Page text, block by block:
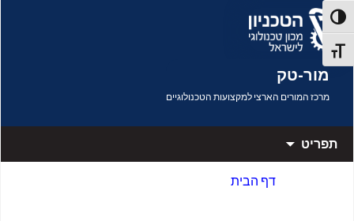
דלג לתוכן
הפעל/כבה ניגודיות גבוהה
מתג גודל גופן
מור-טק
מרכז המורים הארצי למקצועות הטכנולוגיים
תפריט
דף הבית